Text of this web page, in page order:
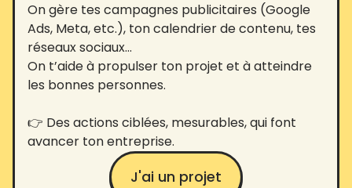
On gère tes campagnes publicitaires (Google
Ads, Meta, etc.), ton calendrier de contenu, tes
réseaux sociaux…
On t’aide à propulser ton projet et à atteindre
les bonnes personnes.
👉 Des actions ciblées, mesurables, qui font
avancer ton entreprise.
J'ai un projet